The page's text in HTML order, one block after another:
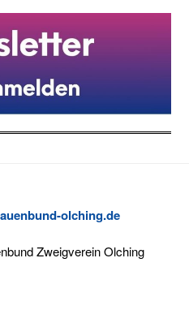
olching.de
Zweigverein Olching